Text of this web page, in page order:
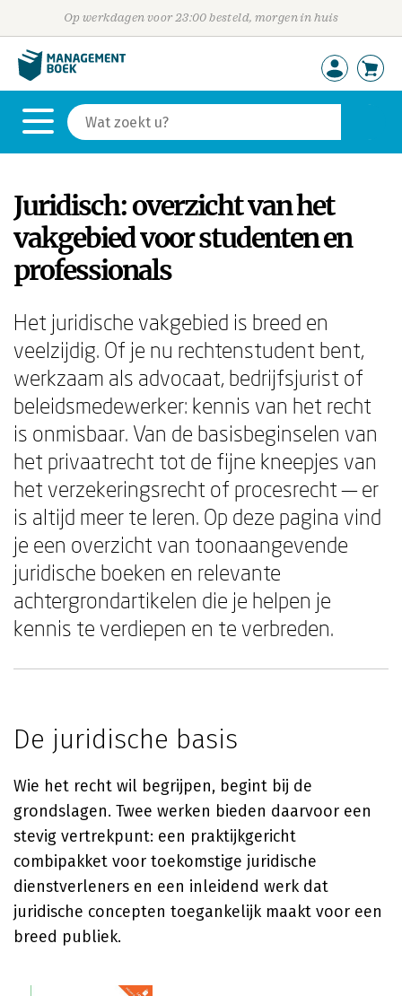
Op werkdagen voor 23:00 besteld, morgen in huis
Juridisch: overzicht van het
vakgebied voor studenten en
professionals
Het juridische vakgebied is breed en
veelzijdig. Of je nu rechtenstudent bent,
werkzaam als advocaat, bedrijfsjurist of
beleidsmedewerker: kennis van het recht
is onmisbaar. Van de basisbeginselen van
het privaatrecht tot de fijne kneepjes van
het verzekeringsrecht of procesrecht — er
is altijd meer te leren. Op deze pagina vind
je een overzicht van toonaangevende
juridische boeken en relevante
achtergrondartikelen die je helpen je
kennis te verdiepen en te verbreden.
De juridische basis
Wie het recht wil begrijpen, begint bij de
grondslagen. Twee werken bieden daarvoor een
stevig vertrekpunt: een praktijkgericht
combipakket voor toekomstige juridische
dienstverleners en een inleidend werk dat
juridische concepten toegankelijk maakt voor een
breed publiek.